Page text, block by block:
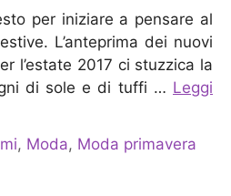
per iniziare a pensare al
L’anteprima dei nuovi
l’estate 2017 ci stuzzica la
di sole e di tuffi … Leggi
, Moda, Moda primavera